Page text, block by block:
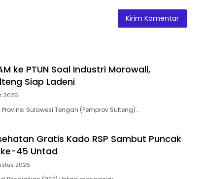
ke PTUN Soal Industri Morowali,
Siap Ladeni
2026
Provinsi Sulawesi Tengah (Pemprov Sulteng)…
Gratis Kado RSP Sambut Puncak
45 Untad
2026